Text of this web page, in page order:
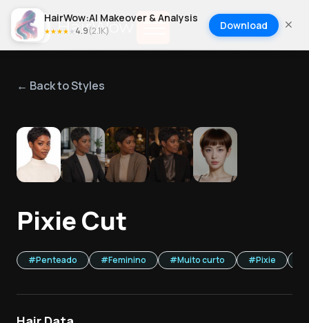
HairWow:AI Makeover & Analysis
★★★★ ★4.9(2.1K) Download
← Back to Styles
Pixie Cut
#Penteado #Feminino #Muito curto #Pixie